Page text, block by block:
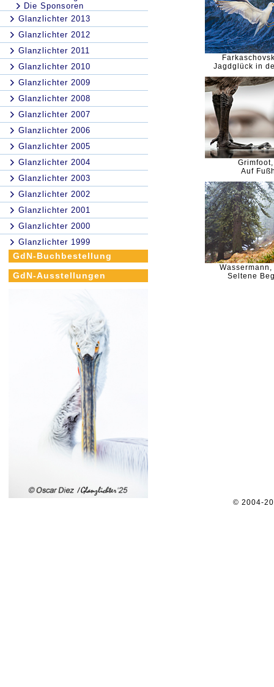
Die Sponsoren
Glanzlichter 2013
Glanzlichter 2012
Glanzlichter 2011
Glanzlichter 2010
Glanzlichter 2009
Glanzlichter 2008
Glanzlichter 2007
Glanzlichter 2006
Glanzlichter 2005
Glanzlichter 2004
Glanzlichter 2003
Glanzlichter 2002
Glanzlichter 2001
Glanzlichter 2000
Glanzlichter 1999
GdN-Buchbestellung
GdN-Ausstellungen
Jagdglück in
Auf
Seltene
© 2004-